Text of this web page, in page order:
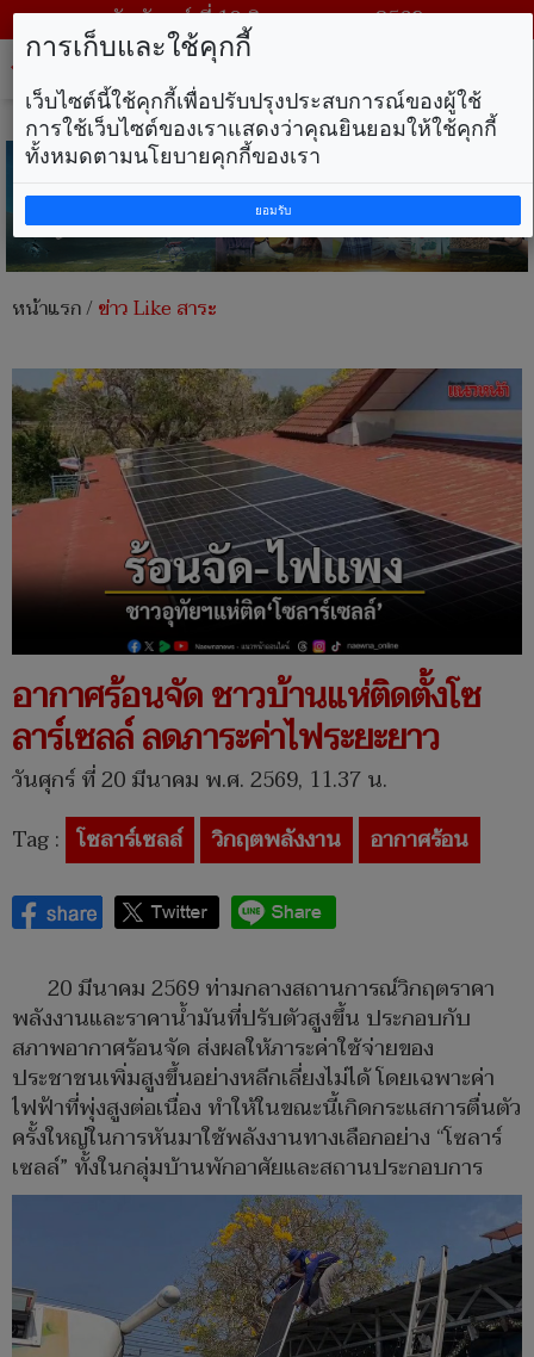
วันจันทร์ ที่ 10 สิงหาคม พ.ศ. 2569
หน้าแรก/ข่าว Like สาระ
อากาศร้อนจัด ชาวบ้านแห่ติดตั้งโซ
ลาร์เซลล์ ลดภาระค่าไฟระยะยาว
วันศุกร์ ที่ 20 มีนาคม พ.ศ. 2569, 11.37 น.
Tag : โซลาร์เซลล์ วิกฤตพลังงาน อากาศร้อน
20 มีนาคม 2569 ท่ามกลางสถานการณ์วิกฤตราคา
พลังงานและราคาน้ำมันที่ปรับตัวสูงขึ้น ประกอบกับ
สภาพอากาศร้อนจัด ส่งผลให้ภาระค่าใช้จ่ายของ
ประชาชนเพิ่มสูงขึ้นอย่างหลีกเลี่ยงไม่ได้ โดยเฉพาะค่า
ไฟฟ้าที่พุ่งสูงต่อเนื่อง ทำให้ในขณะนี้เกิดกระแสการตื่นตัว
ครั้งใหญ่ในการหันมาใช้พลังงานทางเลือกอย่าง “โซลาร์
เซลล์” ทั้งในกลุ่มบ้านพักอาศัยและสถานประกอบการ
การเก็บและใช้คุกกี้
เว็บไซต์นี้ใช้คุกกี้เพื่อปรับปรุงประสบการณ์ของผู้ใช้
การใช้เว็บไซต์ของเราแสดงว่าคุณยินยอมให้ใช้คุกกี้
ทั้งหมดตามนโยบายคุกกี้ของเรา
ยอมรับ